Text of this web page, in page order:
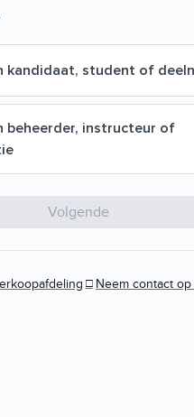
kandidaat, student of
beheerder, instructeur of